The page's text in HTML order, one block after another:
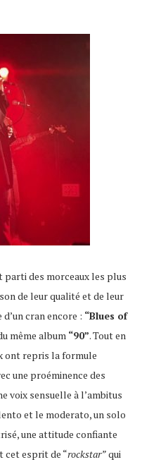
parti des morceaux les plus
de leur qualité et de leur
cran encore : “Blues of
même album“90”. Tout en
ont repris la formule
une proéminence des
voix sensuelle à l’ambitus
et le moderato, un solo
une attitude confiante
cet esprit de “rockstar”qui